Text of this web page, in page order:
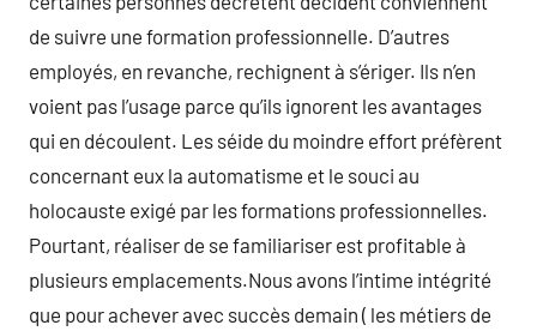
de suivre une formation professionnelle. D’autres
employés, en revanche, rechignent à s’ériger. Ils n’en
voient pas l’usage parce qu’ils ignorent les avantages
qui en découlent. Les séide du moindre effort préfèrent
concernant eux la automatisme et le souci au
holocauste exigé par les formations professionnelles.
Pourtant, réaliser de se familiariser est profitable à
plusieurs emplacements.Nous avons l’intime intégrité
que pour achever avec succès demain ( les métiers de